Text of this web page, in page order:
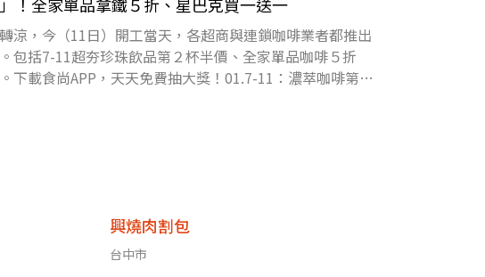
涼，今（11日）開工當天，各超商與連鎖咖啡業者都推出
包括7-11超夯珍珠飲品第２杯半價、全家單品咖啡５折
下載食尚APP，天天免費抽大獎！01.7-11：濃萃咖啡第２
興燒肉割包
台中市